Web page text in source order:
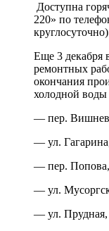
Доступна
220» по
Еще 3 декабря
ремонтных
окончания
холодной воды
— пер.
— ул.
— пер.
— ул.
— ул. Прудная,